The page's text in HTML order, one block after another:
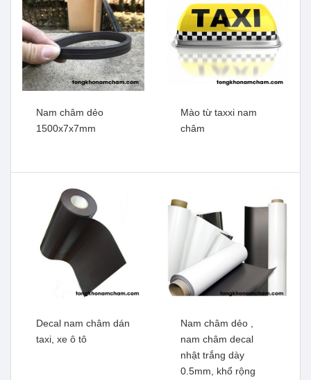
Nam châm dẻo A4 có băng
keo 1mm
Xem thêm Xem thêm
Nam châm dẻo
1500x7x7mm
Mào từ taxxi nam
châm
Decal nam châm dán
taxi, xe ô tô
Nam châm dẻo ,
nam châm decal
nhật trắng dày
0.5mm, khổ rộng